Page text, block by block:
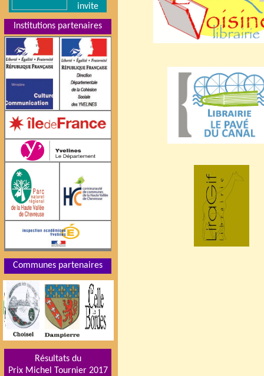
invite
Institutions partenaires
Communes partenaires
Résultats du
Prix Michel Tournier 2017